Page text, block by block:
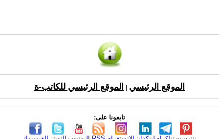
الموقع الرئيسي الموقع الرئيسي للكاتب-ة
تابعونا على: